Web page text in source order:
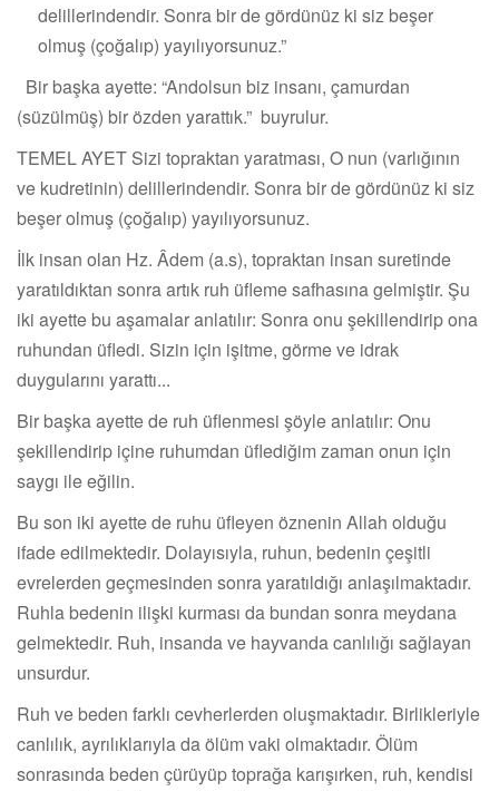
delillerindendir. Sonra bir de gördünüz ki siz beşer
olmuş (çoğalıp) yayılıyorsunuz.”
Bir başka ayette: “Andolsun biz insanı, çamurdan
(süzülmüş) bir özden yarattık.” buyrulur.
TEMEL AYET Sizi topraktan yaratması, O nun (varlığının
ve kudretinin) delillerindendir. Sonra bir de gördünüz ki siz
beşer olmuş (çoğalıp) yayılıyorsunuz.
İlk insan olan Hz. Âdem (a.s), topraktan insan suretinde
yaratıldıktan sonra artık ruh üfleme safhasına gelmiştir. Şu
iki ayette bu aşamalar anlatılır: Sonra onu şekillendirip ona
ruhundan üfledi. Sizin için işitme, görme ve idrak
duygularını yarattı...
Bir başka ayette de ruh üflenmesi şöyle anlatılır: Onu
şekillendirip içine ruhumdan üflediğim zaman onun için
saygı ile eğilin.
Bu son iki ayette de ruhu üfleyen öznenin Allah olduğu
ifade edilmektedir. Dolayısıyla, ruhun, bedenin çeşitli
evrelerden geçmesinden sonra yaratıldığı anlaşılmaktadır.
Ruhla bedenin ilişki kurması da bundan sonra meydana
gelmektedir. Ruh, insanda ve hayvanda canlılığı sağlayan
unsurdur.
Ruh ve beden farklı cevherlerden oluşmaktadır. Birlikleriyle
canlılık, ayrılıklarıyla da ölüm vaki olmaktadır. Ölüm
sonrasında beden çürüyüp toprağa karışırken, ruh, kendisi